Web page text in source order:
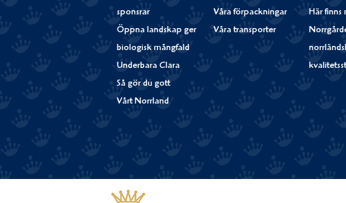
sponsrar
Öppna landskap ger
biologisk mångfald
Underbara Clara
Så gör du gott
Vårt Norrland
Våra förpackningar
Våra transporter
Här finns